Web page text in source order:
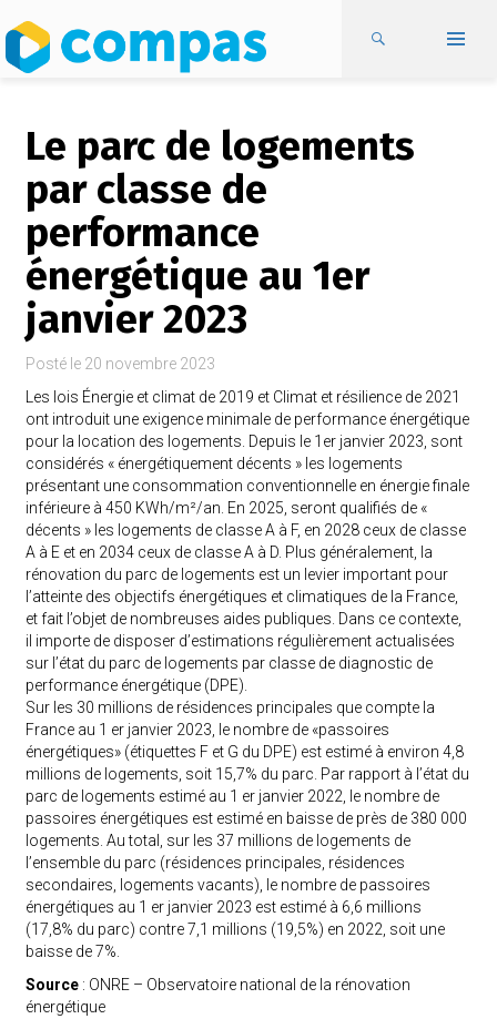
Le parc de logements
par classe de
performance
énergétique au 1er
janvier 2023
Posté le 20 novembre 2023
Les lois Énergie et climat de 2019 et Climat et résilience de 2021
ont introduit une exigence minimale de performance énergétique
pour la location des logements. Depuis le 1er janvier 2023, sont
considérés « énergétiquement décents » les logements
présentant une consommation conventionnelle en énergie finale
inférieure à 450 KWh/m²/an. En 2025, seront qualifiés de «
décents » les logements de classe A à F, en 2028 ceux de classe
A à E et en 2034 ceux de classe A à D. Plus généralement, la
rénovation du parc de logements est un levier important pour
l’atteinte des objectifs énergétiques et climatiques de la France,
et fait l’objet de nombreuses aides publiques. Dans ce contexte,
il importe de disposer d’estimations régulièrement actualisées
sur l’état du parc de logements par classe de diagnostic de
performance énergétique (DPE).
Sur les 30 millions de résidences principales que compte la
France au 1 er janvier 2023, le nombre de «passoires
énergétiques» (étiquettes F et G du DPE) est estimé à environ 4,8
millions de logements, soit 15,7% du parc. Par rapport à l’état du
parc de logements estimé au 1 er janvier 2022, le nombre de
passoires énergétiques est estimé en baisse de près de 380 000
logements. Au total, sur les 37 millions de logements de
l’ensemble du parc (résidences principales, résidences
secondaires, logements vacants), le nombre de passoires
énergétiques au 1 er janvier 2023 est estimé à 6,6 millions
(17,8% du parc) contre 7,1 millions (19,5%) en 2022, soit une
baisse de 7%.
Source : ONRE – Observatoire national de la rénovation
énergétique